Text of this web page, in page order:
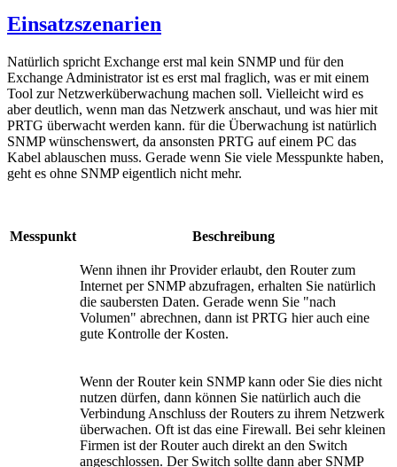
Einsatzszenarien
Natürlich spricht Exchange erst mal kein SNMP und für den
Exchange Administrator ist es erst mal fraglich, was er mit einem
Tool zur Netzwerküberwachung machen soll. Vielleicht wird es
aber deutlich, wenn man das Netzwerk anschaut, und was hier mit
PRTG überwacht werden kann. für die Überwachung ist natürlich
SNMP wünschenswert, da ansonsten PRTG auf einem PC das
Kabel ablauschen muss. Gerade wenn Sie viele Messpunkte haben,
geht es ohne SNMP eigentlich nicht mehr.
Messpunkt Beschreibung
Wenn ihnen ihr Provider erlaubt, den Router zum
Internet per SNMP abzufragen, erhalten Sie natürlich
die saubersten Daten. Gerade wenn Sie "nach
Volumen" abrechnen, dann ist PRTG hier auch eine
gute Kontrolle der Kosten.
Wenn der Router kein SNMP kann oder Sie dies nicht
nutzen dürfen, dann können Sie natürlich auch die
Verbindung Anschluss der Routers zu ihrem Netzwerk
überwachen. Oft ist das eine Firewall. Bei sehr kleinen
Firmen ist der Router auch direkt an den Switch
angeschlossen. Der Switch sollte dann aber SNMP